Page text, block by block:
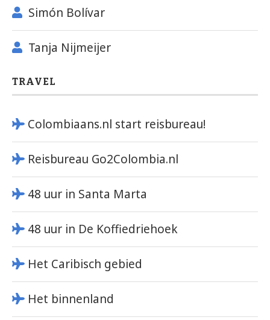
Simón Bolívar
Tanja Nijmeijer
TRAVEL
Colombiaans.nl start reisbureau!
Reisbureau Go2Colombia.nl
48 uur in Santa Marta
48 uur in De Koffiedriehoek
Het Caribisch gebied
Het binnenland